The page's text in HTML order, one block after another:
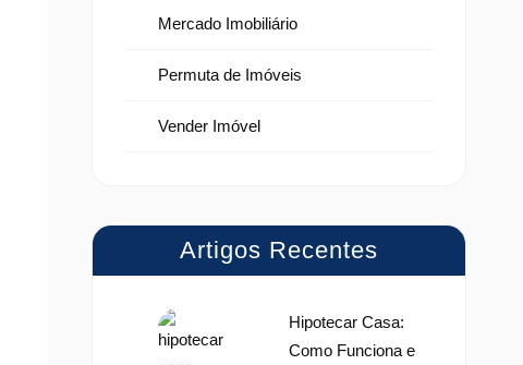
Mercado Imobiliário
Permuta de Imóveis
Vender Imóvel
Artigos Recentes
Hipotecar Casa:
Como Funciona e